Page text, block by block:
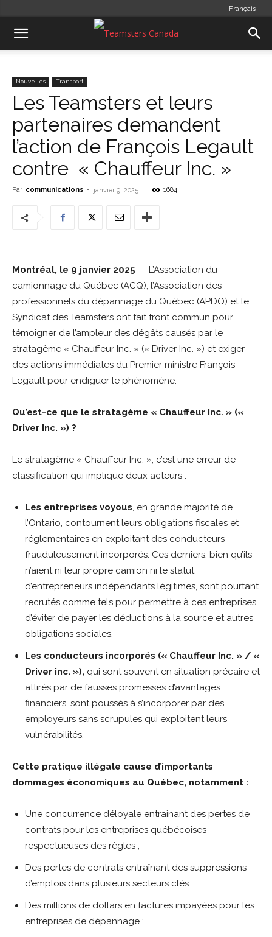
Français
Nouvelles Transport
Les Teamsters et leurs
partenaires demandent
l’action de François Legault
contre « Chauffeur Inc. »
Par communications - janvier 9, 2025 1684
Montréal, le 9 janvier 2025 — L’Association du
camionnage du Québec (ACQ), l’Association des
professionnels du dépannage du Québec (APDQ) et le
Syndicat des Teamsters ont fait front commun pour
témoigner de l’ampleur des dégâts causés par le
stratagème « Chauffeur Inc. » (« Driver Inc. ») et exiger
des actions immédiates du Premier ministre François
Legault pour endiguer le phénomène.
Qu’est-ce que le stratagème « Chauffeur Inc. » («
Driver Inc. ») ?
Le stratagème « Chauffeur Inc. », c’est une erreur de
classification qui implique deux acteurs :
Les entreprises voyous, en grande majorité de
l’Ontario, contournent leurs obligations fiscales et
réglementaires en exploitant des conducteurs
frauduleusement incorporés. Ces derniers, bien qu’ils
n’aient ni leur propre camion ni le statut
d’entrepreneurs indépendants légitimes, sont pourtant
recrutés comme tels pour permettre à ces entreprises
d’éviter de payer les déductions à la source et autres
obligations sociales.
Les conducteurs incorporés (« Chauffeur Inc. » / «
Driver inc. »), qui sont souvent en situation précaire et
attirés par de fausses promesses d’avantages
financiers, sont poussés à s’incorporer par des
employeurs sans scrupules qui exploitent leurs
vulnérabilités.
Cette pratique illégale cause d’importants
dommages économiques au Québec, notamment :
Une concurrence déloyale entrainant des pertes de
contrats pour les entreprises québécoises
respectueuses des règles ;
Des pertes de contrats entraînant des suppressions
d’emplois dans plusieurs secteurs clés ;
Des millions de dollars en factures impayées pour les
entreprises de dépannage ;